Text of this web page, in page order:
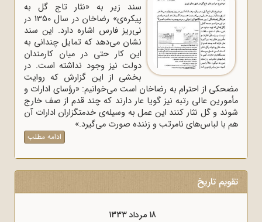
سند زیر به «نثار تاج گل به
پیکره‌ی» رضاخان در سال 1350 در
نی‌ریز فارس اشاره دارد. این سند
نشان می‌دهد که تمایل چندانی به
این کار حتی در میان کارمندان
دولت نیز وجود نداشته است. در
بخشی از این گزارش که روایت
مضحکی از احترام به رضاخان است می‌خوانیم: «رؤسای ادارات و
مأمورین عالی رتبه نیز گویا عار دارند که چند قدم از صف خارج
شوند و گل نثار کنند این عمل به وسیله‌ی خدمتگزاران ادارات آن
هم با لباس‌های نامرتب و زننده صورت می‌گیرد.»
ادامه مطلب
تقویم تاریخ
18 مرداد 1333